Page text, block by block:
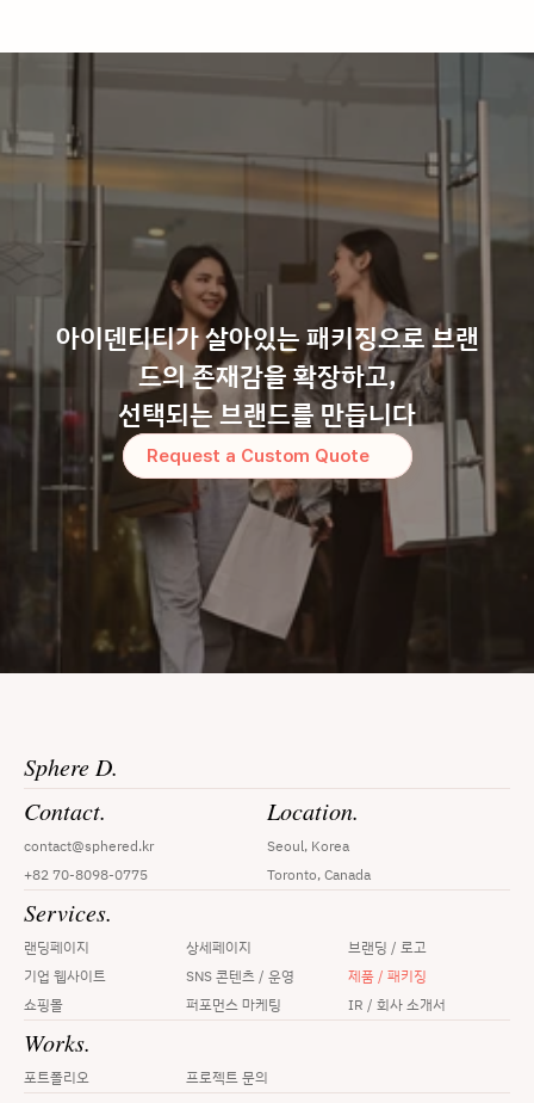
아이덴티티가 살아있는 패키징으로 브랜
드의 존재감을 확장하고,
선택되는 브랜드를 만듭니다
Request a Custom Quote
Sphere D.
Contact.
contact@sphered.kr
+82 70-8098-0775
Location.
Seoul, Korea
Toronto, Canada
Services.
브랜딩 / 로고
제품 / 패키징
IR / 회사 소개서
랜딩페이지
기업 웹사이트
쇼핑몰
상세페이지
SNS 콘텐츠 / 운영
퍼포먼스 마케팅
Works.
포트폴리오 프로젝트 문의